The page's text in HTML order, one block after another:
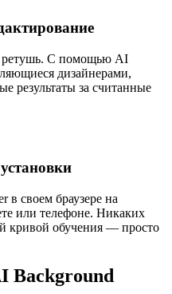
ретушь. С помощью AI
дизайнерами,
результаты за считанные
в своем браузере на
или телефоне. Никаких
кривой обучения — просто